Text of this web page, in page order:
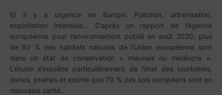
Et il y a urgence en Europe. Pollution, urbanisation,
exploitation intensive… D’après un rapport de l’Agence
européenne pour l’environnement publié en août 2020, plus
de 80 % des habitats naturels de l’Union européenne sont
dans un état de conservation « mauvais ou médiocre ».
L’étude s’inquiète particulièrement de l’état des tourbières,
dunes, prairies et estime que 70 % des sols européens sont en
mauvaise santé.